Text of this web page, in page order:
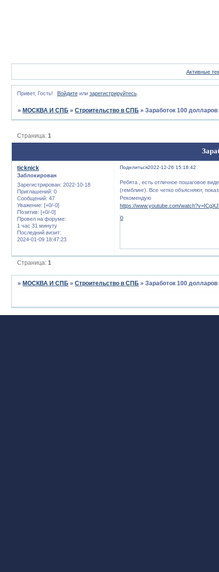
Активные
Привет, Гость! Войдитеили зарегистрируйтесь.
» МОСКВА И СПБ »Строительство в СПБ »Заработок 100
Страница:1
Поделиться2022-12-26 15:18:42
ticknick
Заблокирован
Зарегистрирован: 2022-10-18
Приглашений: 0
Сообщений: 47
Уважение: [+0/-0]
Позитив: [+0/-0]
Провел на форуме:
1 час 31 минуту
Последний визит:
2024-01-09 18:47:23
Ребята , есть отличное пошаговое
(гемблинг). Все четко объясняют,
Рекомендую
https://www.youtube.com/
0
Страница:1
» МОСКВА И СПБ »Строительство в СПБ »Заработок 100